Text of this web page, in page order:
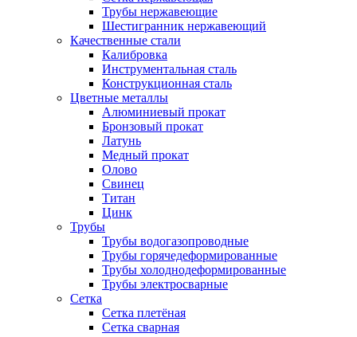
Трубы нержавеющие
Шестигранник нержавеющий
Качественные стали
Калибровка
Инструментальная сталь
Конструкционная сталь
Цветные металлы
Алюминиевый прокат
Бронзовый прокат
Латунь
Медный прокат
Олово
Свинец
Титан
Цинк
Трубы
Трубы водогазопроводные
Трубы горячедеформированные
Трубы холоднодеформированные
Трубы электросварные
Сетка
Сетка плетёная
Сетка сварная